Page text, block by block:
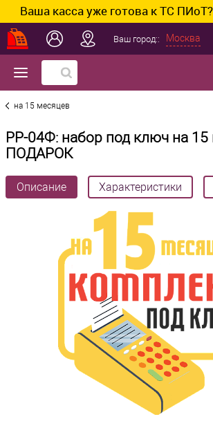
касса уже готова к ТС ПИоТ?
Ваш город:: Москва
на 15 месяцев
РР-04Ф: набор под ключ на 15
ПОДАРОК
Описание Характеристики